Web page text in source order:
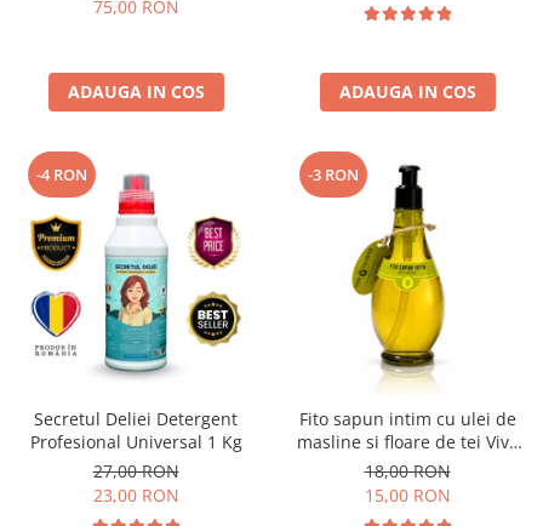
75,00 RON
ADAUGA IN COS ADAUGA IN COS
-4 RON
Secretul Deliei Detergent
Profesional Universal 1 Kg
27,00 RON
23,00 RON
-3 RON
Fito sapun intim cu ulei de
masline si floare de tei Viva
Oliva 400 ml
18,00 RON
15,00 RON